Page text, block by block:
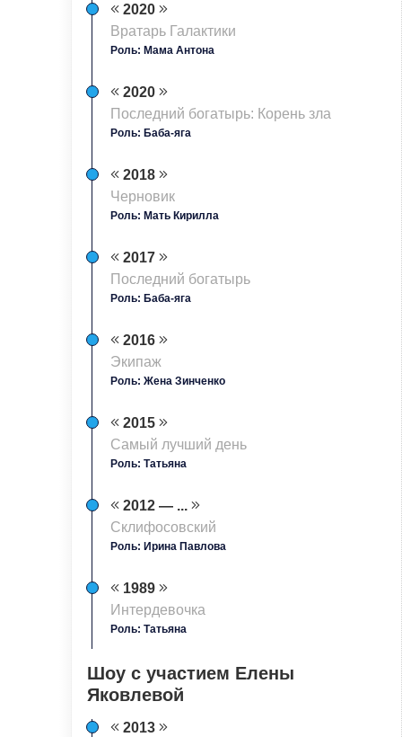
2020
Вратарь Галактики
Роль: Мама Антона
2020
Последний богатырь: Корень зла
Роль: Баба-яга
2018
Черновик
Роль: Мать Кирилла
2017
Последний богатырь
Роль: Баба-яга
2016
Экипаж
Роль: Жена Зинченко
2015
Самый лучший день
Роль: Татьяна
2012 — ...
Склифосовский
Роль: Ирина Павлова
1989
Интердевочка
Роль: Татьяна
Шоу с участием Елены
Яковлевой
2013